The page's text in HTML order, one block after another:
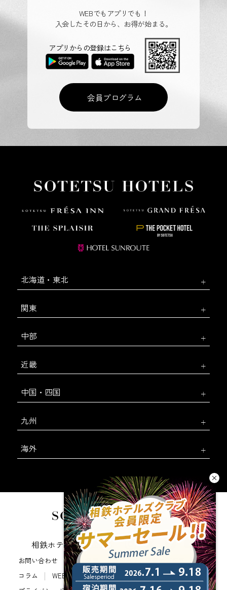
WEBでもアプリでも！
入会したその日から、お得が始まる。
会員プログラム
アプリからの登録はこちら
北海道・東北
関東
中部
近畿
中国・四国
九州
海外
相鉄ホテルズ 公式SNS
お問い合わせ 会社概要
新規ホテル開発のご提案
コラム
WEB利用規約
サイトポリシー